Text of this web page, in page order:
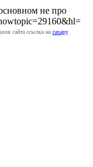
не про
сайта ссылка на caxapу